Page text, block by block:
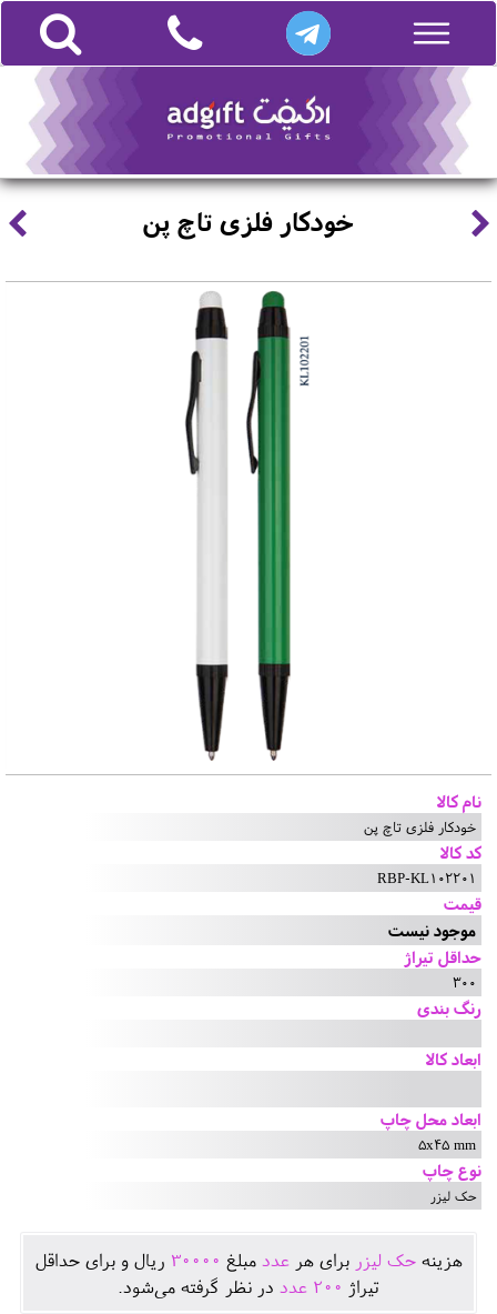
خودکار فلزی تاچ پن
نام کالا
خودکار فلزی تاچ پن
کد کالا
RBP-KL102201
قیمت
موجود نیست
حداقل تیراژ
300
رنگ بندی
ابعاد کالا
ابعاد محل چاپ
5x45 mm
نوع چاپ
حک لیزر
هزينهحک لیزر برای هرعدد مبلغ 30000 ريال و برای حداقل
تيراژ 200 عدد در نظر گرفته می‌شود.